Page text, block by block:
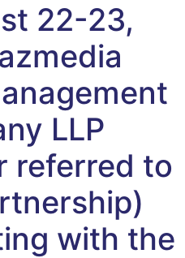
22-23,
LLP
referred to
with the